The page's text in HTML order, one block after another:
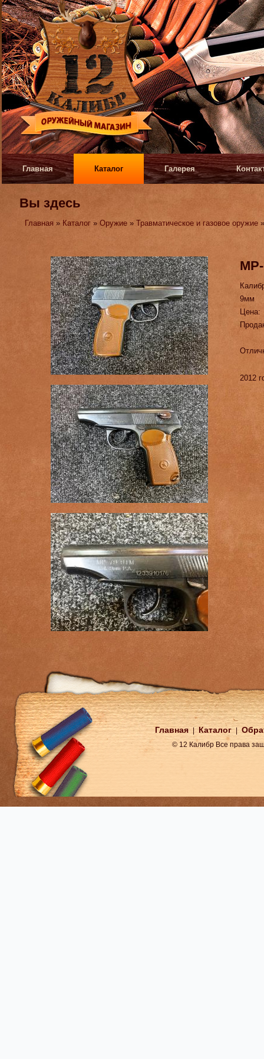
Главная Каталог Галерея
Вы здесь
Главная » Каталог »Оружие »Травматическое и газовое оружие
9мм
Цена:
2012
Главная Каталог
© 12 Калибр Все права